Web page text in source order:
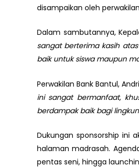
disampaikan oleh
Dalam sambutannya,
sangat berterima kasih
baik untuk siswa maupun
Perwakilan Bank Bantul,
ini sangat bermanfaat,
berdampak baik bagi
Dukungan sponsorship ini
halaman madrasah.
pentas seni, hingga